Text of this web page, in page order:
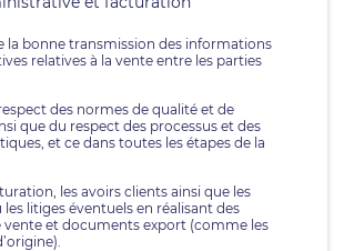
la bonne transmission des informations
relatives à la vente entre les parties
des normes de qualité et de
que du respect des processus et des
et ce dans toutes les étapes de la
les avoirs clients ainsi que les
les litiges éventuels en réalisant des
vente et documents export (comme les